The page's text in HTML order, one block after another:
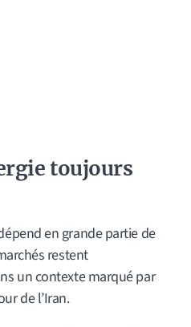
toujours
en grande partie de
restent
un contexte marqué par
de l’Iran.